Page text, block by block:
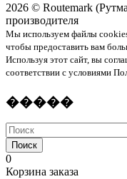
2026 © Routemark
производителя
Мы используем файлы
чтобы предоставить вам
Используя этот сайт, вы
соответствии с условиями
�����
Поиск
0
Корзина заказа